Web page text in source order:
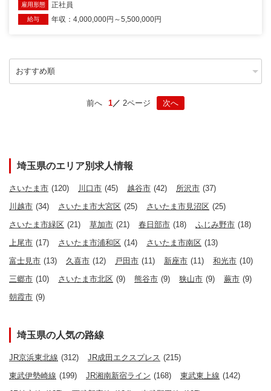
雇用形態 正社員
給与 年収：4,000,000円～5,500,000円
前へ 1 2ページ 次へ
埼玉県のエリア別求人情報
さいたま市 (120) 川口市 (45) 越谷市 (42) 所沢市 (37)
川越市 (34) さいたま市大宮区 (25) さいたま市見沼区 (25)
さいたま市緑区 (21) 草加市 (21) 春日部市 (18) ふじみ野市 (18)
上尾市 (17) さいたま市浦和区 (14) さいたま市南区 (13)
富士見市 (13) 久喜市 (12) 戸田市 (11) 新座市 (11) 和光市 (10)
三郷市 (10) さいたま市北区 (9) 熊谷市 (9) 狭山市 (9) 蕨市 (9)
朝霞市 (9)
埼玉県の人気の路線
JR京浜東北線 (312) JR成田エクスプレス (215)
東武伊勢崎線 (199) JR湘南新宿ライン (168) 東武東上線 (142)